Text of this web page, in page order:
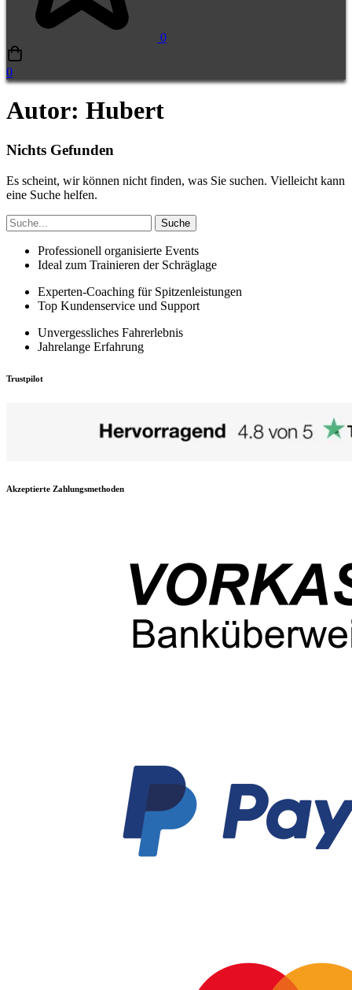
0
0
Autor: Hubert
Nichts Gefunden
Es scheint, wir können nicht finden, was Sie suchen. Vielleicht kann
eine Suche helfen.
Suche
nach:
Suche
Professionell organisierte Events
Ideal zum Trainieren der Schräglage
Experten-Coaching für Spitzenleistungen
Top Kundenservice und Support
Unvergessliches Fahrerlebnis
Jahrelange Erfahrung
Trustpilot
Akzeptierte Zahlungsmethoden